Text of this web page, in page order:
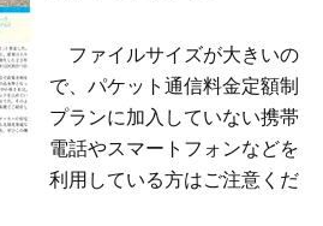
ファイルサイズが大きいの
で、パケット通信料金定額制
プランに加入していない携帯
電話やスマートフォンなどを
利用している方はご注意くだ